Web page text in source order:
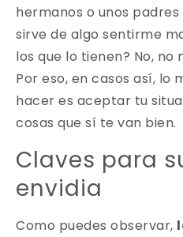
hermanos o unos padres
sirve de algo sentirme
los que lo tienen? No, no
Por eso, en casos así, lo
hacer es aceptar tu
cosas que sí te van bien.
Claves para
envidia
Como puedes observar,